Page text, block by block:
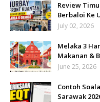
Review
Berbaloi Ke
July 02, 2026
Melaka 3
Makanan &
June 25, 2026
Contoh
Sarawak